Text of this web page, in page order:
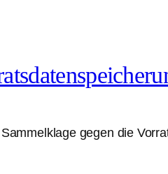
gegen die